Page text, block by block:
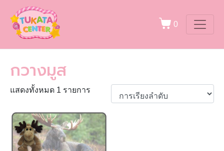
0
กวางมูส
แสดงทั้งหมด 1 รายการ